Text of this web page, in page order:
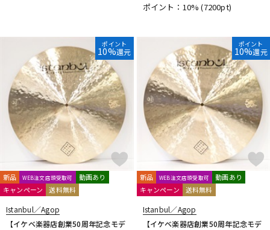
ポイント：10%(7200pt)
ポイント
10%還元
新品 WEB注文店頭受取可
動画あり
キャンペーン
送料無料
Istanbul／Agop
【イケベ楽器店創業50周年記念モデ
ポイント
10%還元
新品 WEB注文店頭受取可
動画あり
キャンペーン
送料無料
Istanbul／Agop
【イケベ楽器店創業50周年記念モデ